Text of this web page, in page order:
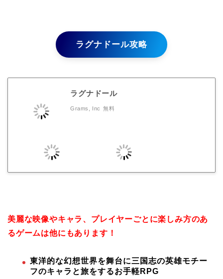
ラグナドール攻略
ラグナドール
Grams, Inc 無料
美麗な映像やキャラ、プレイヤーごとに楽しみ方のあ
るゲームは他にもあります！
東洋的な幻想世界を舞台に三国志の英雄モチー
フのキャラと旅をするお手軽RPG